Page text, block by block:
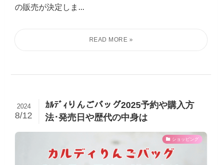
の販売が決定しま...
ｶﾙﾃﾞｨりんごバッグ2025予約や購入方
法･発売日や歴代の中身は
2024
8/12
ショッピング